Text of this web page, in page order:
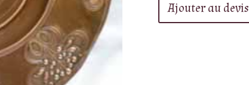
Ajouter au devis